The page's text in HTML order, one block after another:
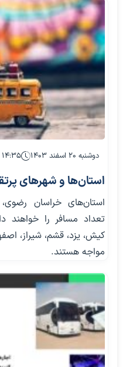
دوشنبه ۲۰ اسفند ۱۴۰۳ ۱۴:۳۵
استان‌ها و شهرهای
استان‌های خراسان
تعداد مسافر را خواهند
کیش، یزد، قشم، شیراز،
مواجه هستند.